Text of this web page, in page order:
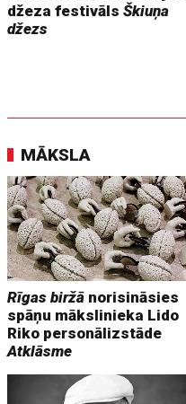
džeza festivālsŠkiuņa
džezs
MĀKSLA
Rīgas biržā norisināsies
spāņu mākslinieka Lido
Riko personālizstāde
Atklāsme